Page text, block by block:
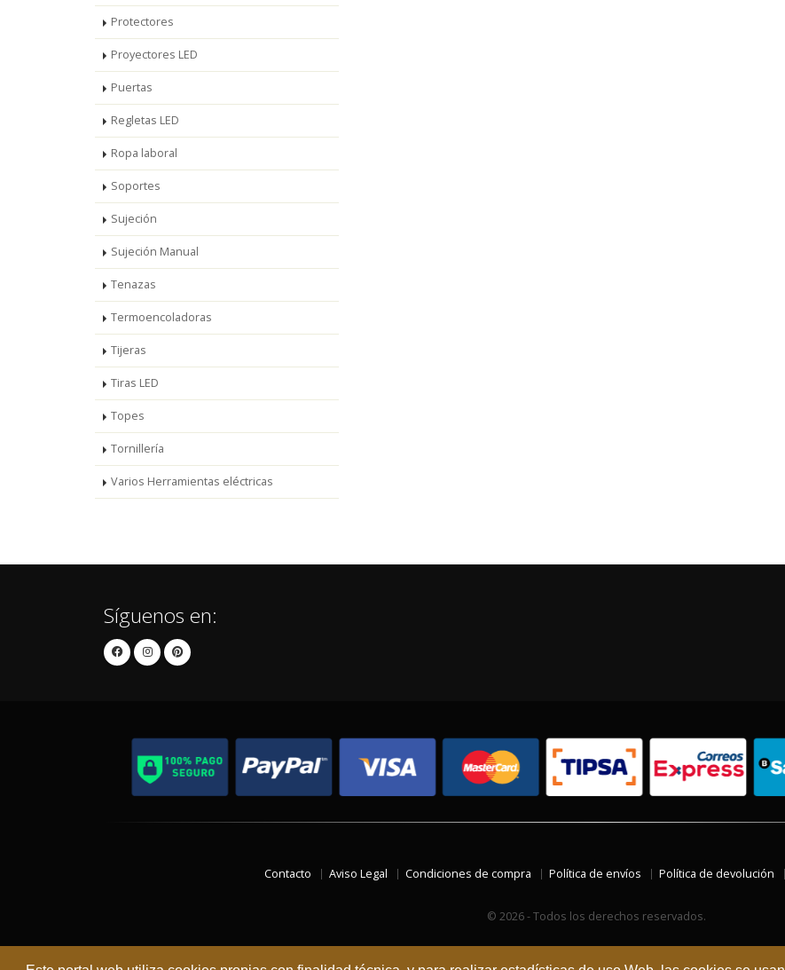
Protectores
Proyectores LED
Puertas
Regletas LED
Ropa laboral
Soportes
Sujeción
Sujeción Manual
Tenazas
Termoencoladoras
Tijeras
Tiras LED
Topes
Tornillería
Varios Herramientas eléctricas
Síguenos en:
Contacto Aviso Legal Condiciones de compra Política de envíos Política de devolución
© 2026 - Todos los derechos reservados.